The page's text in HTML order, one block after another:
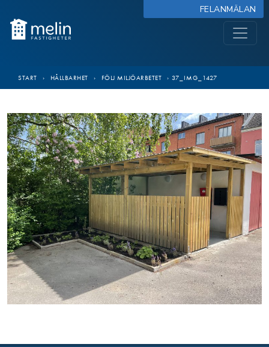
FELANMÄLAN
START › HÅLLBARHET › FÖLJ MILJÖARBETET › 37_IMG_1427